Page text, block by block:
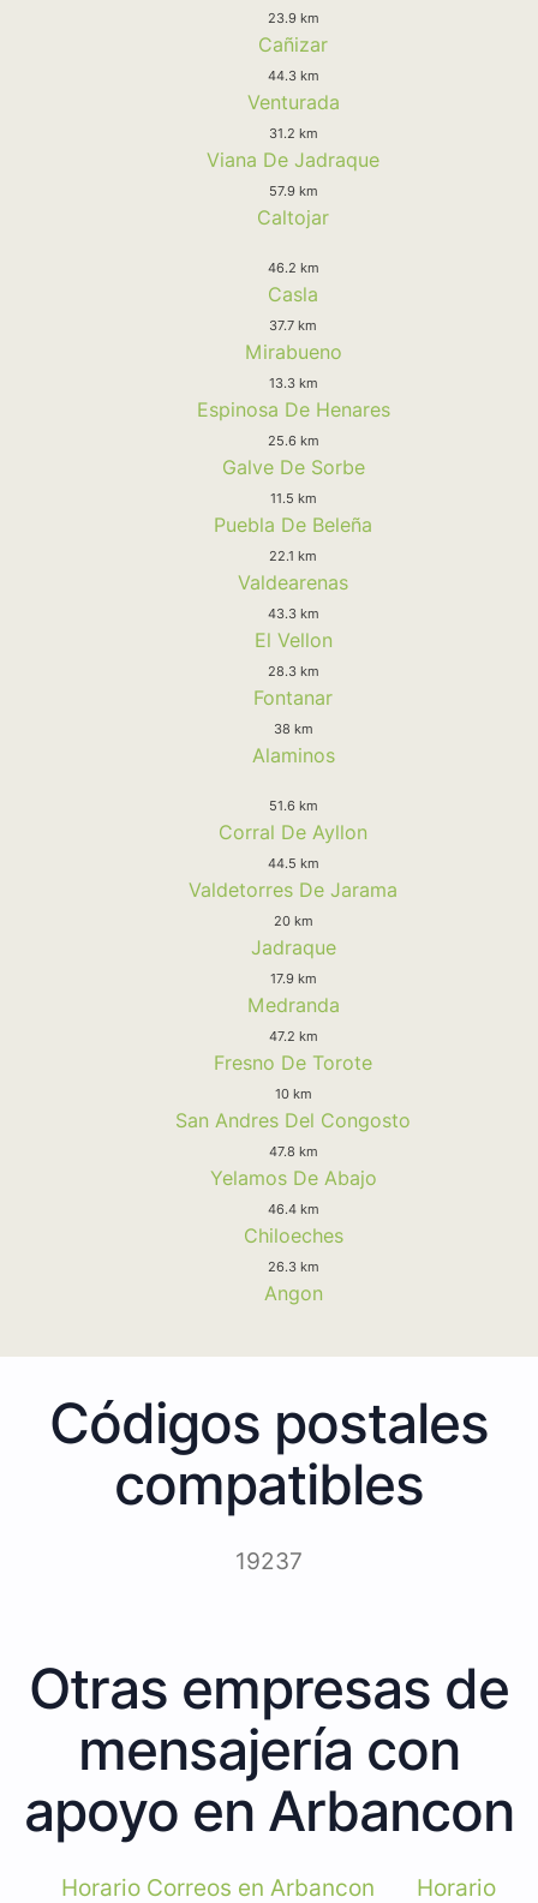
23.9 km
Cañizar
44.3 km
Venturada
31.2 km
Viana De Jadraque
57.9 km
Caltojar
46.2 km
Casla
37.7 km
Mirabueno
13.3 km
Espinosa De Henares
25.6 km
Galve De Sorbe
11.5 km
Puebla De Beleña
22.1 km
Valdearenas
43.3 km
El Vellon
28.3 km
Fontanar
38 km
Alaminos
51.6 km
Corral De Ayllon
44.5 km
Valdetorres De Jarama
20 km
Jadraque
17.9 km
Medranda
47.2 km
Fresno De Torote
10 km
San Andres Del Congosto
47.8 km
Yelamos De Abajo
46.4 km
Chiloeches
26.3 km
Angon
Códigos postales
compatibles
19237
Otras empresas de
mensajería con
apoyo en Arbancon
Horario Correos en Arbancon Horario